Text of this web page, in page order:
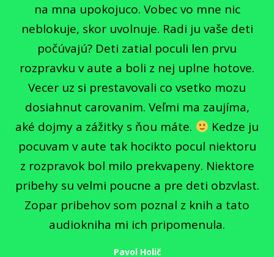
na mna upokojuco. Vobec vo mne nic
neblokuje, skor uvolnuje. Radi ju vaše deti
počúvajú? Deti zatial poculi len prvu
rozpravku v aute a boli z nej uplne hotove.
Vecer uz si prestavovali co vsetko mozu
dosiahnut carovanim. Veľmi ma zaujíma,
aké dojmy a zážitky s ňou máte.
Kedze ju
pocuvam v aute tak hocikto pocul niektoru
z rozpravok bol milo prekvapeny. Niektore
pribehy su velmi poucne a pre deti obzvlast.
Zopar pribehov som poznal z knih a tato
audiokniha mi ich pripomenula.
Pavol Holič